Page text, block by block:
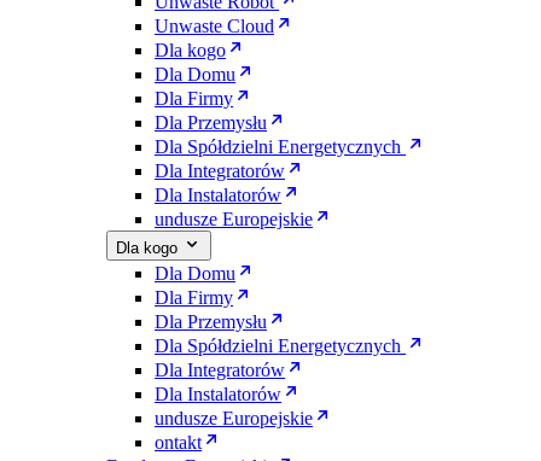
Unwaste Cloud
Dla kogo
Dla Domu
Dla Firmy
Dla Przemysłu
Dla Spółdzielni Energetycznych
Dla Integratorów
Dla Instalatorów
undusze Europejskie
Dla kogo
Dla Domu
Dla Firmy
Dla Przemysłu
Dla Spółdzielni Energetycznych
Dla Integratorów
Dla Instalatorów
undusze Europejskie
ontakt